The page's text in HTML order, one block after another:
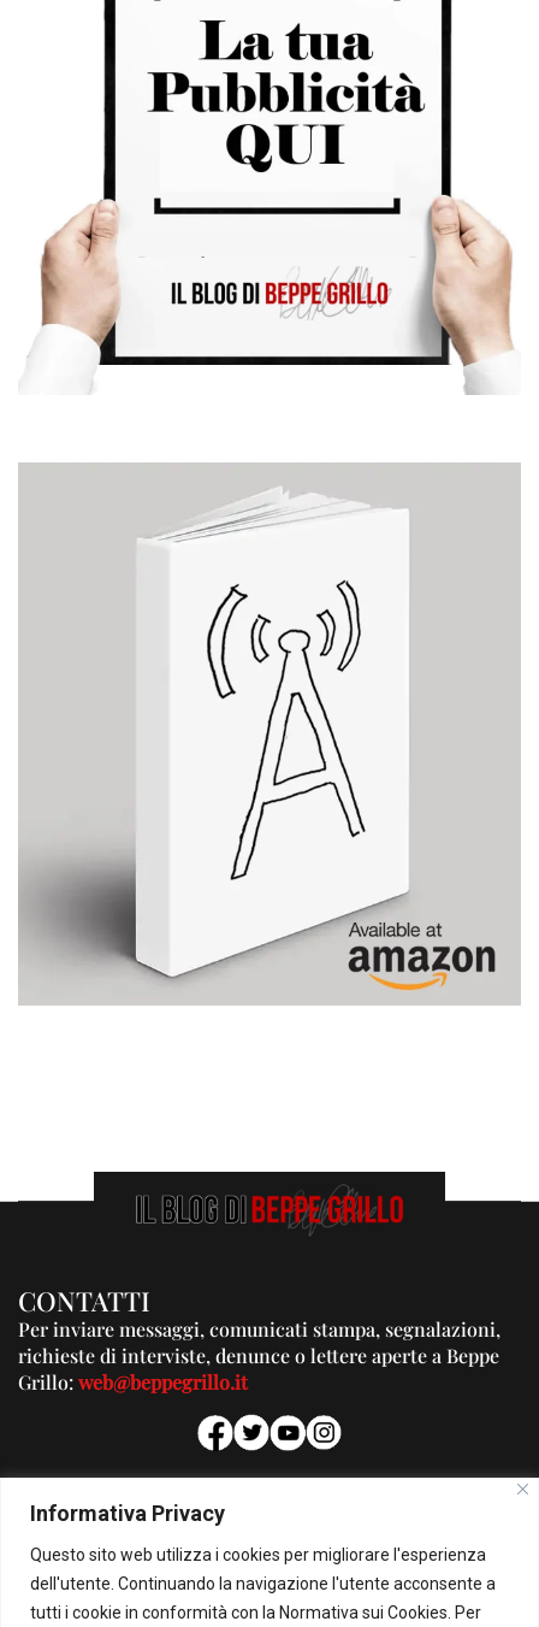
Informativa Privacy
Questo sito web utilizza i cookies per migliorare l'esperienza
dell'utente. Continuando la navigazione l'utente acconsente a
tutti i cookie in conformità con la Normativa sui Cookies. Per
CONTATTI
Per inviare messaggi, comunicati stampa, segnalazioni,
richieste di interviste, denunce o lettere aperte a Beppe
Grillo:web@beppegrillo.it
PUBBLICITA'
Per la tua pubblicità su questo Blog:
pubblicita@beppegrillo.it